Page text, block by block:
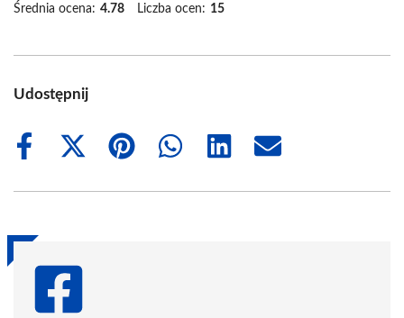
Średnia ocena: 4.78 Liczba ocen: 15
Udostępnij
Share
Share
(Twitter)
Share
Share
Share
Share